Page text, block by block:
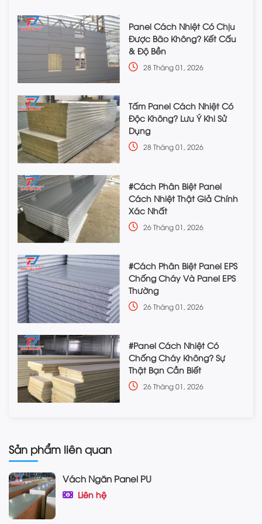
Panel Cách Nhiệt Có Chịu
Được Bão Không? Kết Cấu
& Độ Bền
28 Tháng 01, 2026
Tấm Panel Cách Nhiệt Có
Độc Không? Lưu Ý Khi Sử
Dụng
28 Tháng 01, 2026
#Cách Phân Biệt Panel
Cách Nhiệt Thật Giả Chính
Xác Nhất
26 Tháng 01, 2026
#Cách Phân Biệt Panel EPS
Chống Cháy Và Panel EPS
Thường
26 Tháng 01, 2026
#Panel Cách Nhiệt Có
Chống Cháy Không? Sự
Thật Bạn Cần Biết
26 Tháng 01, 2026
Sản phẩm liên quan
Vách Ngăn Panel PU
Liên hệ